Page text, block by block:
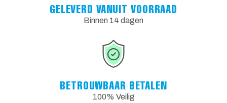
GELEVERD VANUIT VOORRAAD
Binnen 14 dagen
BETROUWBAAR BETALEN
100% Veilig